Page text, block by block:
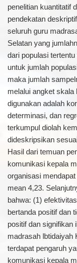
penelitian kuantitatif
pendekatan
seluruh guru
Selatan yang
dari populasi
untuk jumlah
maka jumlah
melalui angket skala
digunakan adalah
determinasi, dan
terkumpul diolah
dideskripsikan
Hasil dari temuan
komunikasi kepala
organisasi
mean 4,23.
bahwa: (1)
bertanda positif dan
positif dan signifikan
madrasah lbtidaiyah
terdapat pengaruh
komunikasi kepala